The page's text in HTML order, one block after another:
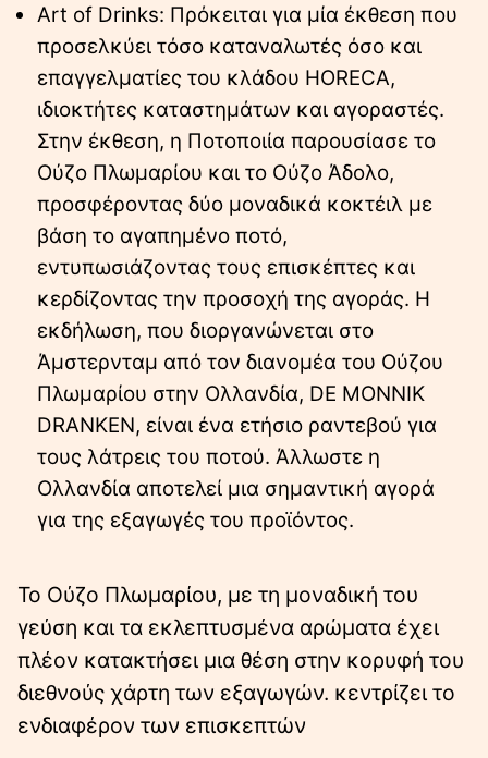
Art of Drinks: Πρόκειται για μία έκθεση που
προσελκύει τόσο καταναλωτές όσο και
επαγγελματίες του κλάδου HORECA,
ιδιοκτήτες καταστημάτων και αγοραστές.
Στην έκθεση, η Ποτοποιία παρουσίασε το
Ούζο Πλωμαρίου και το Ούζο Άδολο,
προσφέροντας δύο μοναδικά κοκτέιλ με
βάση το αγαπημένο ποτό,
εντυπωσιάζοντας τους επισκέπτες και
κερδίζοντας την προσοχή της αγοράς. Η
εκδήλωση, που διοργανώνεται στο
Άμστερνταμ από τον διανομέα του Ούζου
Πλωμαρίου στην Ολλανδία, DE MONNIK
DRANKEN, είναι ένα ετήσιο ραντεβού για
τους λάτρεις του ποτού. Άλλωστε η
Ολλανδία αποτελεί μια σημαντική αγορά
για της εξαγωγές του προϊόντος.
Το Ούζο Πλωμαρίου, με τη μοναδική του
γεύση και τα εκλεπτυσμένα αρώματα έχει
πλέον κατακτήσει μια θέση στην κορυφή του
διεθνούς χάρτη των εξαγωγών. κεντρίζει το
ενδιαφέρον των επισκεπτών